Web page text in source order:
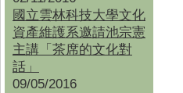
國立雲林科技大學文化
資產維護系邀請池宗憲
主講「茶席的文化對
話」
09/05/2016